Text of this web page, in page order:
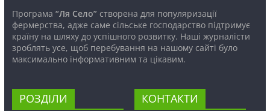
Програма “Ля Село”створена для популяризації
фермерства, адже саме сільське господарство підтримує
країну на шляху до успішного розвитку. Наші журналісти
зроблять усе, щоб перебування на нашому сайті було
максимально інформативним та цікавим.
РОЗДІЛИ КОНТАКТИ